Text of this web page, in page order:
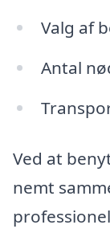
Valg af
Antal
Ved at
nemt